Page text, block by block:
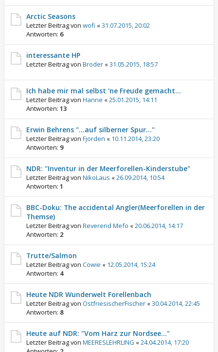
Arctic Seasons
Letzter Beitrag von wofi «31.07.2015, 20:02
Antworten: 6
interessante HP
Letzter Beitrag von Broder «31.05.2015, 18:57
Ich habe mir mal selbst 'ne Freude gemacht...
Letzter Beitrag von Hanne «25.01.2015, 14:11
Antworten: 13
Erwin Behrens "...auf silberner Spur..."
Letzter Beitrag von Fjorden « 10.11.2014, 23:20
Antworten: 9
NDR: "Inventur in der Meerforellen-Kinderstube"
Letzter Beitrag von NikoLaus «26.09.2014, 10:54
Antworten: 1
BBC-Doku: The accidental Angler(Meerforellen in der
Themse)
Letzter Beitrag von Reverend Mefo «20.06.2014, 14:17
Antworten: 2
Trutte/Salmon
Letzter Beitrag von Cowie « 12.05.2014, 15:24
Antworten: 4
Heute NDR Wunderwelt Forellenbach
Letzter Beitrag von OstfriesischerFischer «30.04.2014, 22:45
Antworten: 8
Heute auf NDR: "Vom Harz zur Nordsee..."
Letzter Beitrag von MEERESLEHRLING «24.04.2014, 17:20